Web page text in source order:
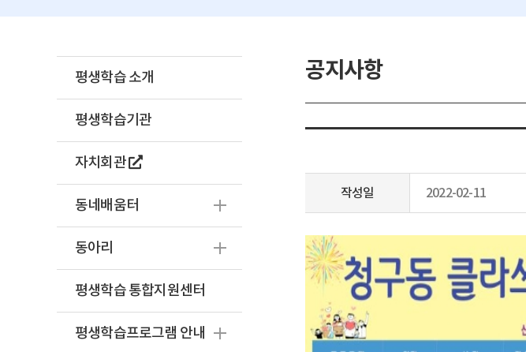
평생학습 소개
평생학습기관
자치회관
동네배움터
동아리
평생학습 통합지원센터
평생학습프로그램 안내
공지사항
작성일 2022-02-11